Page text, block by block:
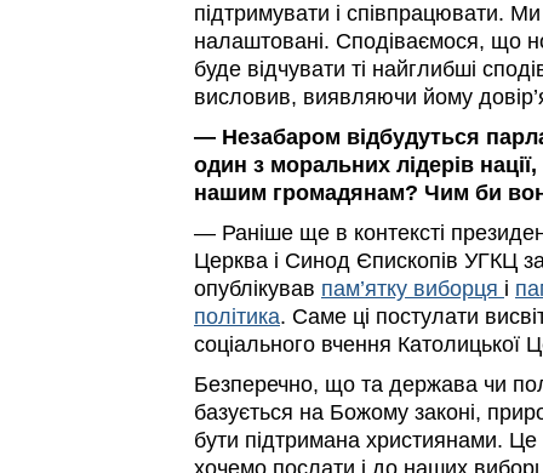
підтримувати і співпрацювати.
налаштовані. Сподіваємося, що
буде відчувати ті найглибші
висловив, виявляючи йому
— Незабаром відбудуться
один з моральних лідерів
нашим громадянам? Чим би
— Раніше ще в контексті
Церква і Синод Єпископів УГКЦ
опублікував пам’ятку виборця і
політика. Саме ці постулати
соціального вчення Католицької
Безперечно, що та держава чи
базується на Божому законі,
бути підтримана християнами.